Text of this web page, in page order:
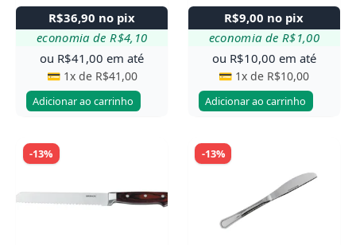
R$36,90 no pix
economia deR$4,10
ou R$41,00 em até
💳 1x de R$41,00
Adicionar ao carrinho
R$9,00 no pix
economia de R$1,00
ou R$10,00 em até
💳 1x de R$10,00
Adicionar ao carrinho
-13% -13%